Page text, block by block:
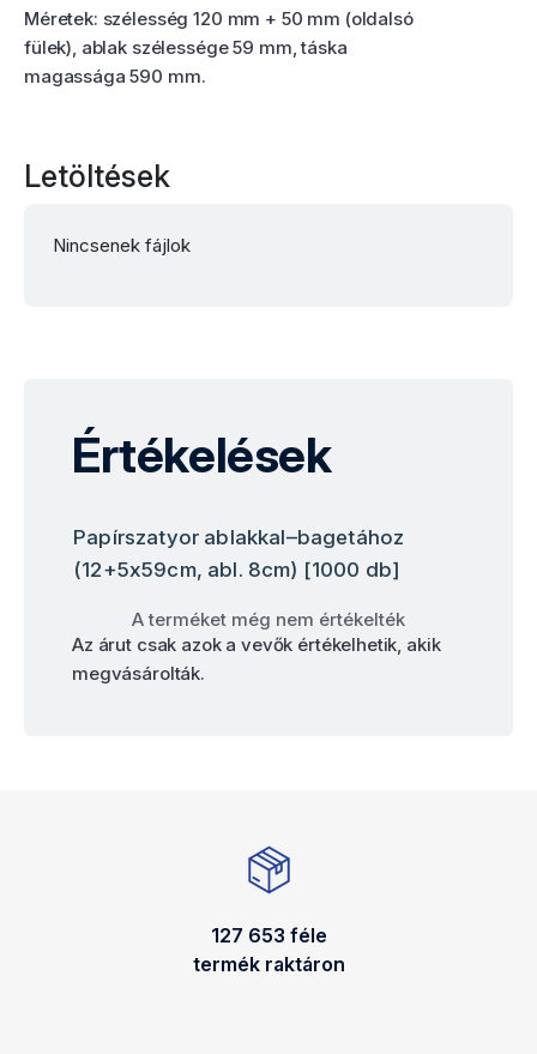
Méretek: szélesség 120 mm + 50 mm (oldalsó
fülek), ablak szélessége 59 mm, táska
magassága 590 mm.
Letöltések
Nincsenek fájlok
Értékelések
Papírszatyor ablakkal–bagetához
(12+5x59cm, abl. 8cm) [1000 db]
A terméket még nem értékelték
Az árut csak azok a vevők értékelhetik, akik
megvásárolták.
127 653 féle
termék raktáron